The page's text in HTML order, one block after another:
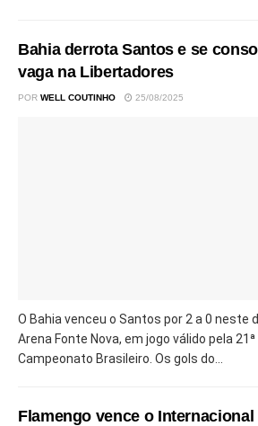
Bahia derrota Santos e se
vaga na Libertadores
POR WELL COUTINHO 25/08/2025
O Bahia venceu o Santos por 2 a 0 neste
Arena Fonte Nova, em jogo válido pela
Campeonato Brasileiro. Os gols do...
Flamengo vence o